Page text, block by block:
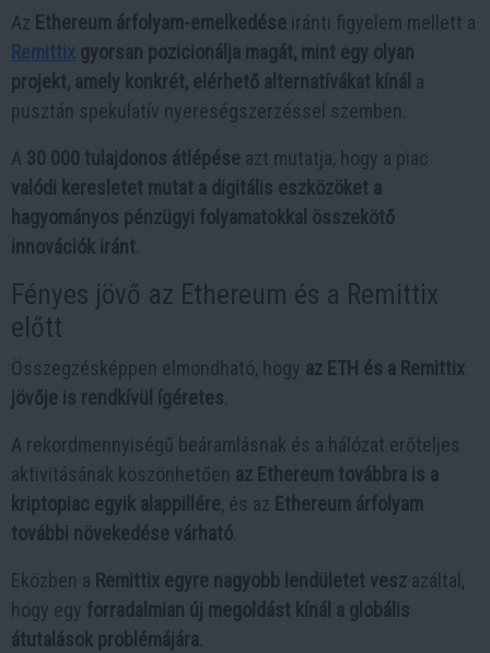
Az Ethereum árfolyam-emelkedése iránti figyelem mellett a
Remittix gyorsan pozicionálja magát, mint egy olyan
projekt, amely konkrét, elérhető alternatívákat kínál a
pusztán spekulatív nyereségszerzéssel szemben.
A 30 000 tulajdonos átlépése azt mutatja, hogy a piac
valódi keresletet mutat a digitális eszközöket a
hagyományos pénzügyi folyamatokkal összekötő
innovációk iránt
Fényes jövő az Ethereum és a Remittix
előtt
Összegzésképpen elmondható, hogy az ETH és a Remittix
jövője is rendkívül ígéretes
A rekordmennyiségű beáramlásnak és a hálózat erőteljes
aktivitásának köszönhetően az Ethereum továbbra is a
kriptopiac egyik alappillére, és az Ethereum árfolyam
további növekedése várható
Eközben a Remittix egyre nagyobb lendületet vesz azáltal,
hogy egy forradalmian új megoldást kínál a globális
átutalások problémájára